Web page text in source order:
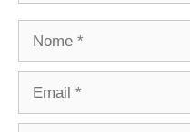
Nome
Email